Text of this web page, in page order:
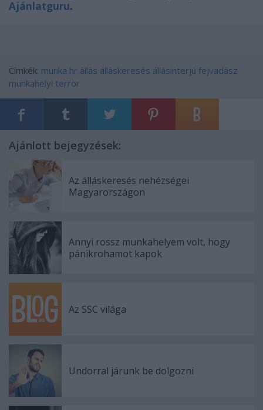
Ajánlatguru.
Címkék: munka hr állás álláskeresés állásinterjú fejvadász
munkahelyi terror
Ajánlott bejegyzések:
Az álláskeresés nehézségei
Magyarországon
Annyi rossz munkahelyem volt, hogy
pánikrohamot kapok
Az SSC világa
Undorral járunk be dolgozni